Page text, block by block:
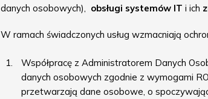
danych osobowych), obsługi systemów IT i ich
W ramach świadczonych usług wzmacniają
Współpracę z Administratorem Danych
danych osobowych zgodnie z wymogami
przetwarzają dane osobowe, o